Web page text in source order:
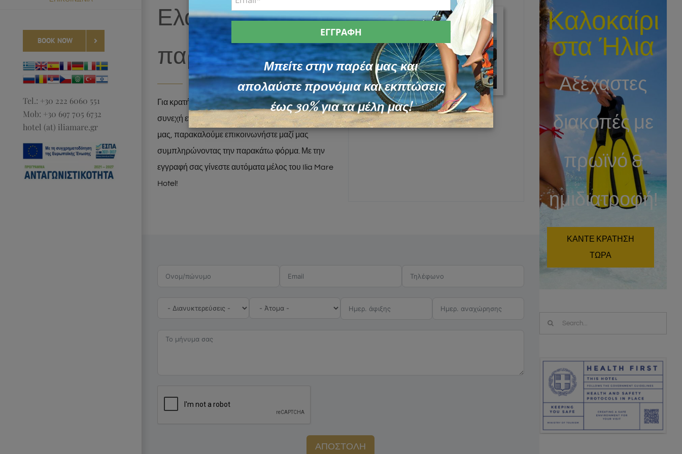
BOOK NOW
Tel.: +30 222 6060 551
Mob: +30 697 705 6732
hotel (at) iliamare.gr
Ελάτε στην
παρέα μας!
Για κρατήσεις, ερωτήσεις η για να λαμβάνετε
συνεχή ενημέρωση για τα νέα και τις προσφορές
μας, παρακαλούμε επικοινωνήστε μαζί μας
συμπληρώνοντας την παρακάτω φόρμα. Με την
εγγραφή σας γίνεστε αυτόματα μέλος του Ilia Mare
Hotel!
ΑΠΟΣΤΟΛΗ
Καλοκαίρι
στα Ήλια
Αξέχαστες
διακοπές με
πρωϊνό &
ημιδιατροφή!
ΚΑΝΤΕ ΚΡΑΤΗΣΗ
ΤΩΡΑ
Search
Μπείτε στην παρέα μας και
απολαύστε προνόμια και εκπτώσεις
έως 30% για τα μέλη μας!